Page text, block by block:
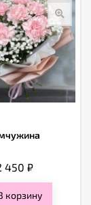
450₽
корзину